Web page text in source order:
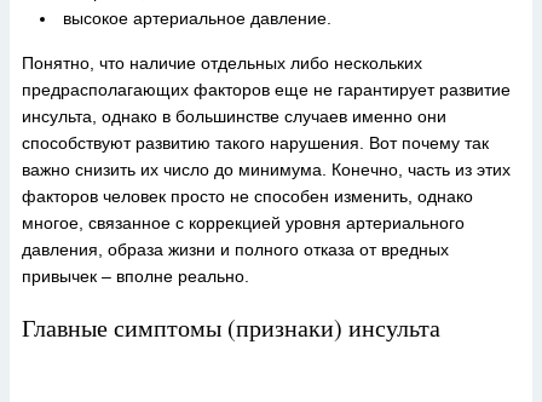
высокое артериальное давление.
Понятно, что наличие отдельных либо нескольких
предрасполагающих факторов еще не гарантирует развитие
инсульта, однако в большинстве случаев именно они
способствуют развитию такого нарушения. Вот почему так
важно снизить их число до минимума. Конечно, часть из этих
факторов человек просто не способен изменить, однако
многое, связанное с коррекцией уровня артериального
давления, образа жизни и полного отказа от вредных
привычек – вполне реально.
Главные симптомы (признаки) инсульта